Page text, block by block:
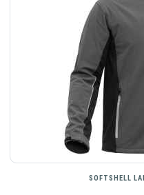
SOFTSHELL